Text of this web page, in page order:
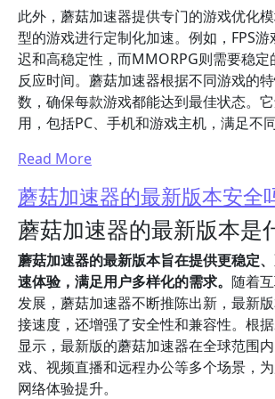
此外，蘑菇加速器提供专门的游戏优化
型的游戏进行定制化加速。例如，FPS
迟和高稳定性，而MMORPG则需要稳定
反应时间。蘑菇加速器根据不同游戏的
数，确保每款游戏都能达到最佳状态。
用，包括PC、手机和游戏主机，满足不
Read More
蘑菇加速器的最新版本安全
蘑菇加速器的最新版本是
蘑菇加速器的最新版本旨在提供更稳定
速体验，满足用户多样化的需求。 随着
发展，蘑菇加速器不断推陈出新，最新
接速度，还增强了安全性和兼容性。根
显示，最新版的蘑菇加速器在全球范围
戏、视频直播和远程办公等多个场景，
网络体验提升。